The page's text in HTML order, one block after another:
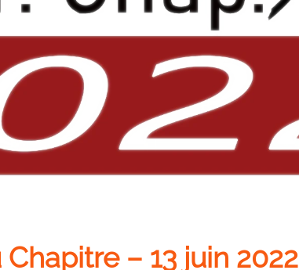
– 13 juin 2022